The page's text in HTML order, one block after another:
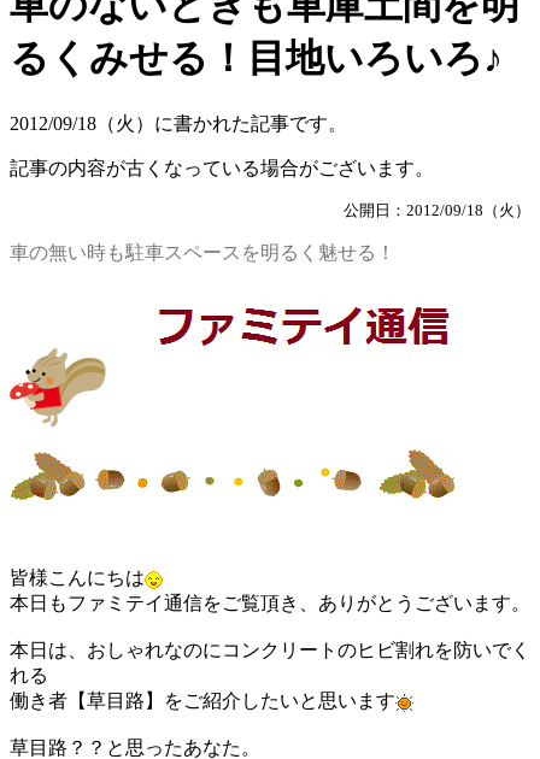
るくみせる！目地いろいろ♪
2012/09/18（火）に書かれた記事です。
記事の内容が古くなっている場合がございます。
公開日：2012/09/18（火）
車の無い時も駐車スペースを明るく魅せる！
皆様こんにちは
本日もファミテイ通信をご覧頂き、ありがとうございます。
本日は、おしゃれなのにコンクリートのヒビ割れを防いでく
れる
働き者【草目路】をご紹介したいと思います
草目路？？と思ったあなた。